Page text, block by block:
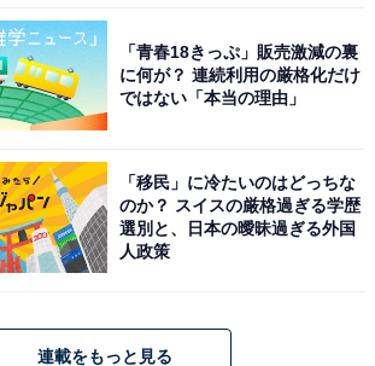
「青春18きっぷ」販売激減の裏
に何が？ 連続利用の厳格化だけ
ではない「本当の理由」
「移民」に冷たいのはどっちな
のか？ スイスの厳格過ぎる学歴
選別と、日本の曖昧過ぎる外国
人政策
連載をもっと見る